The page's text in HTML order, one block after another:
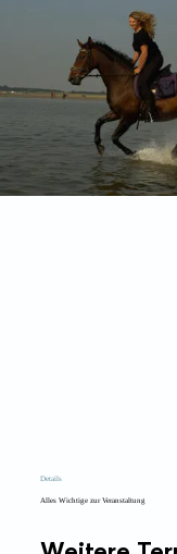
Details
Alles Wichtige zur Veranstaltung